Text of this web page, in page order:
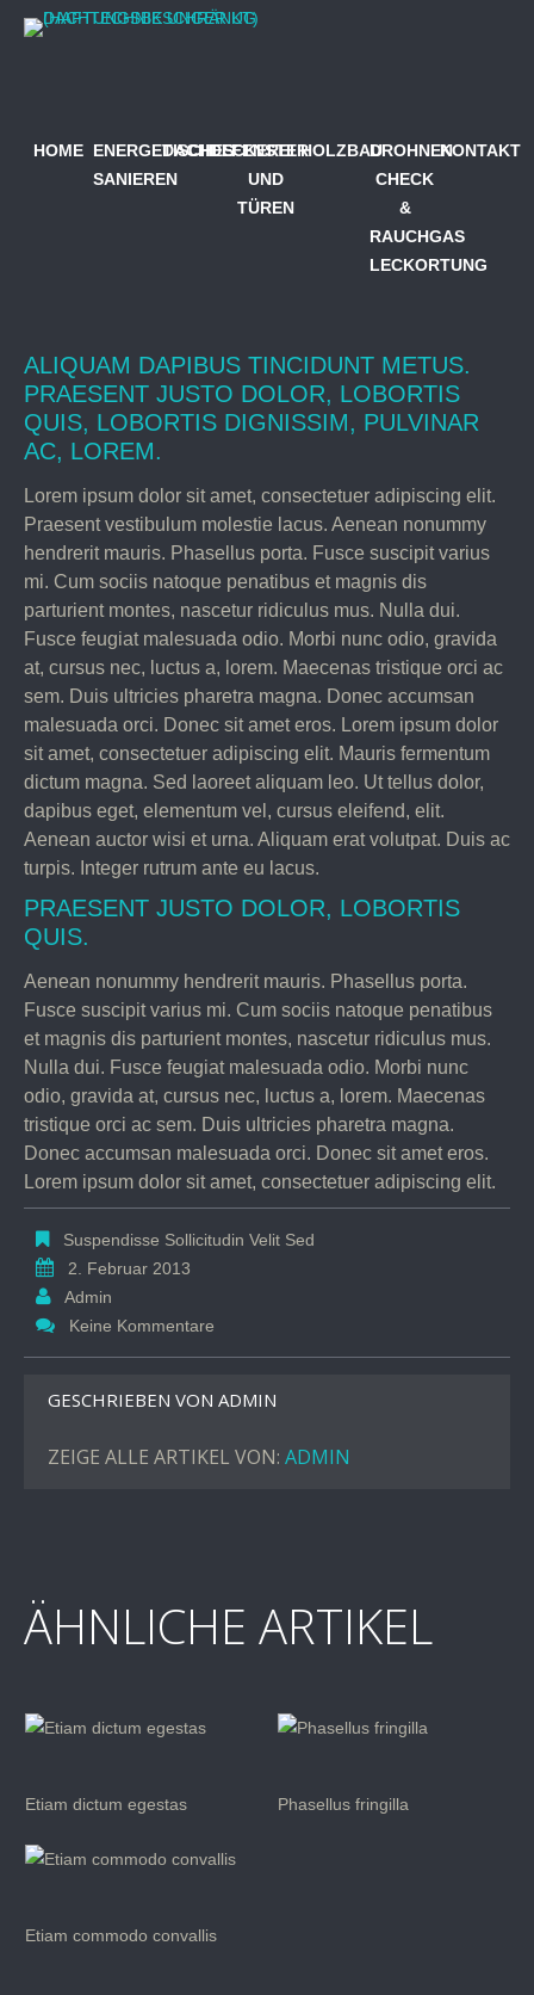
HOME ENERGETISCHES
SANIEREN
DACHDECKEREI
FENSTER
UND
TÜREN
HOLZBAUDROHNEN
CHECK
&
RAUCHGAS
LECKORTUNG
KONTAKT
ALIQUAM DAPIBUS TINCIDUNT METUS.
PRAESENT JUSTO DOLOR, LOBORTIS
QUIS, LOBORTIS DIGNISSIM, PULVINAR
AC, LOREM.
Lorem ipsum dolor sit amet, consectetuer adipiscing elit.
Praesent vestibulum molestie lacus. Aenean nonummy
hendrerit mauris. Phasellus porta. Fusce suscipit varius
mi. Cum sociis natoque penatibus et magnis dis
parturient montes, nascetur ridiculus mus. Nulla dui.
Fusce feugiat malesuada odio. Morbi nunc odio, gravida
at, cursus nec, luctus a, lorem. Maecenas tristique orci ac
sem. Duis ultricies pharetra magna. Donec accumsan
malesuada orci. Donec sit amet eros. Lorem ipsum dolor
sit amet, consectetuer adipiscing elit. Mauris fermentum
dictum magna. Sed laoreet aliquam leo. Ut tellus dolor,
dapibus eget, elementum vel, cursus eleifend, elit.
Aenean auctor wisi et urna. Aliquam erat volutpat. Duis ac
turpis. Integer rutrum ante eu lacus.
PRAESENT JUSTO DOLOR, LOBORTIS
QUIS.
Aenean nonummy hendrerit mauris. Phasellus porta.
Fusce suscipit varius mi. Cum sociis natoque penatibus
et magnis dis parturient montes, nascetur ridiculus mus.
Nulla dui. Fusce feugiat malesuada odio. Morbi nunc
odio, gravida at, cursus nec, luctus a, lorem. Maecenas
tristique orci ac sem. Duis ultricies pharetra magna.
Donec accumsan malesuada orci. Donec sit amet eros.
Lorem ipsum dolor sit amet, consectetuer adipiscing elit.
Suspendisse Sollicitudin Velit Sed
2. Februar 2013
Admin
Keine Kommentare
GESCHRIEBEN VON ADMIN
ZEIGE ALLE ARTIKEL VON: ADMIN
ÄHNLICHE ARTIKEL
Etiam dictum egestas Phasellus fringilla
Etiam commodo convallis